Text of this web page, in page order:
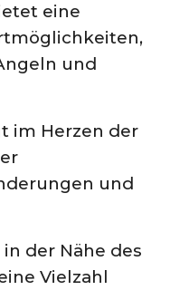
eine
und
im Herzen der
und
der Nähe des
Vielzahl